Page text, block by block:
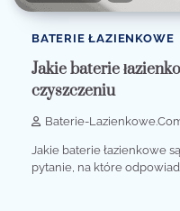
BATERIE ŁAZIENKOWE
Jakie baterie
czyszczeniu
Baterie-
Jakie baterie łazienkowe
pytanie, na które